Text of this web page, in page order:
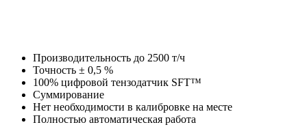
Производительность до 2500 т/ч
Точность ± 0,5 %
100% цифровой тензодатчик SFT™
Суммирование
Нет необходимости в калибровке на месте
Полностью автоматическая работа